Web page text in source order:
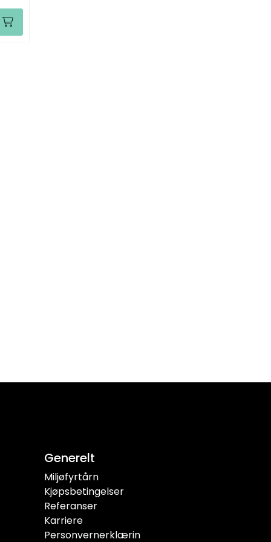
Generelt
Miljøfyrtårn
Kjøpsbetingelser
Referanser
Karriere
Personvernerklærin